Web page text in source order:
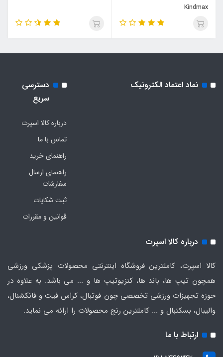
Kindmax
نماد اعتماد الکترونیک
دسترسی
سریع
درباره کالا اسپرت
تماس با ما
راهنمای خرید
راهنمای ارسال
سفارشات
ثبت شکایات
قوانین و مقررات
درباره کالا اسپرت
کالا اسپرت، کاملترین فروشگاه اینترنتی محصولات پزشکی ورزشی
همچون تیپ ها، باند ها، کنزیوتیپ ها و ... می باشد. به علاوه در
حوزه تجهیزات ورزشی تخصصی چون فوتبال، کراس فیت و فانکشنال،
والیبال، بسکتبال و ... کاملترین رنج محصولات را ارائه می نماید.
ارتباط با ما